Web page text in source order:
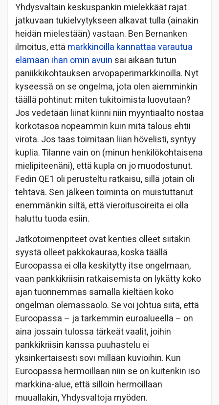
Yhdysvaltain keskuspankin mielekkäät rajat
jatkuvaan tukielvytykseen alkavat tulla (ainakin
heidän mielestään) vastaan. Ben Bernanken
ilmoitus, että markkinoilla kannattaa varautua
elämään ihan omin avuin sai aikaan tutun
paniikkikohtauksen arvopaperimarkkinoilla. Nyt
kyseessä on se ongelma, jota olen aiemminkin
täällä pohtinut: miten tukitoimista luovutaan?
Jos vedetään liinat kiinni niin myyntiaalto nostaa
korkotasoa nopeammin kuin mitä talous ehtii
virota. Jos taas toimitaan liian hövelisti, syntyy
kuplia. Tilanne vain on (minun henkilökohtaisena
mielipiteenäni), että kupla on jo muodostunut.
Fedin QE1 oli perusteltu ratkaisu, sillä jotain oli
tehtävä. Sen jälkeen toiminta on muistuttanut
enemmänkin siltä, että vieroitusoireita ei olla
haluttu tuoda esiin.
Jatkotoimenpiteet ovat kenties olleet siitäkin
syystä olleet pakkokauraa, koska täällä
Euroopassa ei olla keskitytty itse ongelmaan,
vaan pankkikriisin ratkaisemista on lykätty koko
ajan tuonnemmas samalla kieltäen koko
ongelman olemassaolo. Se voi johtua siitä, että
Euroopassa – ja tarkemmin euroalueella – on
aina jossain tulossa tärkeät vaalit, joihin
pankkikriisin kanssa puuhastelu ei
yksinkertaisesti sovi millään kuvioihin. Kun
Euroopassa hermoillaan niin se on kuitenkin iso
markkina-alue, että silloin hermoillaan
muuallakin, Yhdysvaltoja myöden.